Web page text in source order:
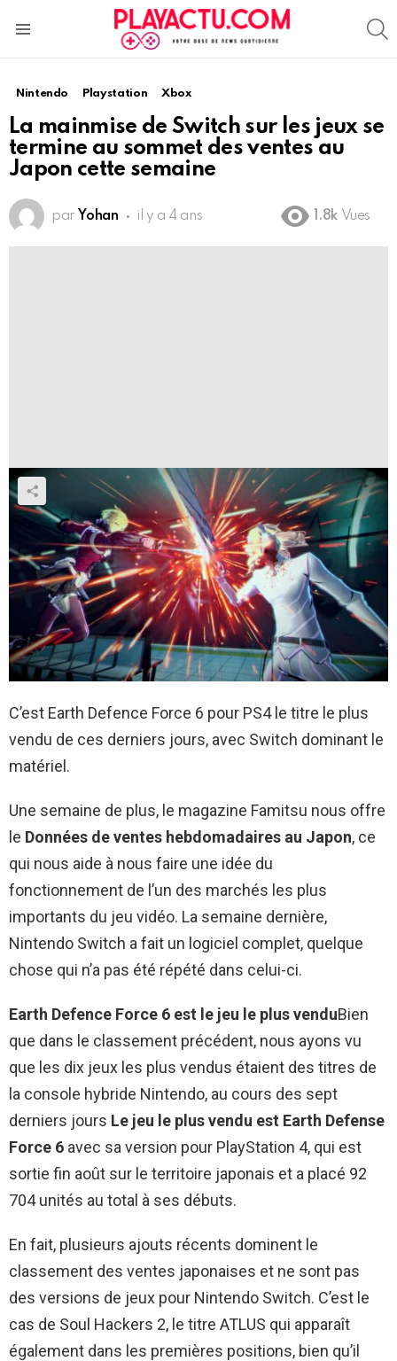
Nintendo Playstation Xbox
La mainmise de Switch sur les jeux se
termine au sommet des ventes au
Japon cette semaine
par Yohan il y a 4 ans 1.8k Vues
C’est Earth Defence Force 6 pour PS4 le titre le plus
vendu de ces derniers jours, avec Switch dominant le
matériel.
Une semaine de plus, le magazine Famitsu nous offre
le Données de ventes hebdomadaires au Japon, ce
qui nous aide à nous faire une idée du
fonctionnement de l’un des marchés les plus
importants du jeu vidéo. La semaine dernière,
Nintendo Switch a fait un logiciel complet, quelque
chose qui n’a pas été répété dans celui-ci.
Earth Defence Force 6 est le jeu le plus venduBien
que dans le classement précédent, nous ayons vu
que les dix jeux les plus vendus étaient des titres de
la console hybride Nintendo, au cours des sept
derniers jours Le jeu le plus vendu est Earth Defense
Force 6 avec sa version pour PlayStation 4, qui est
sortie fin août sur le territoire japonais et a placé 92
704 unités au total à ses débuts.
En fait, plusieurs ajouts récents dominent le
classement des ventes japonaises et ne sont pas
des versions de jeux pour Nintendo Switch. C’est le
cas de Soul Hackers 2, le titre ATLUS qui apparaît
également dans les premières positions, bien qu’il